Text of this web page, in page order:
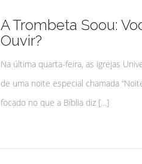
A Trombeta Soou:
Ouvir?
Na última quarta-feira, as igrejas
de uma noite especial chamada
focado no que a Bíblia diz […]